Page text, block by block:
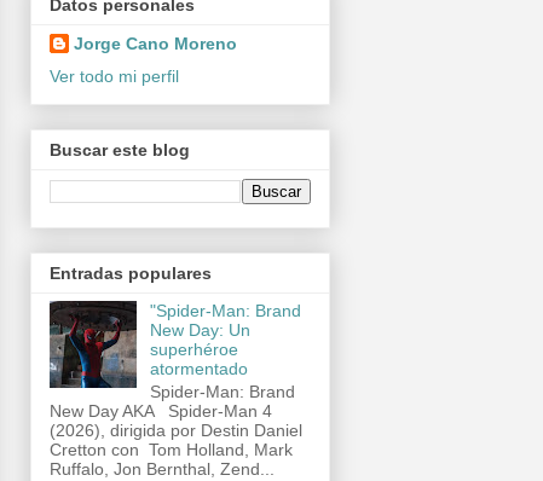
Datos personales
Jorge Cano Moreno
Ver todo mi perfil
Buscar este blog
Entradas populares
"Spider-Man: Brand
New Day: Un
superhéroe
atormentado
Spider-Man: Brand
New Day AKA Spider-Man 4
(2026), dirigida por Destin Daniel
Cretton con Tom Holland, Mark
Ruffalo, Jon Bernthal, Zend...